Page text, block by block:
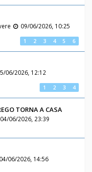
09/06/2026, 10:25
1 2 3 4 5 6
06/2026, 12:12
1 2 3 4
TORNA A CASA
04/06/2026, 23:39
04/06/2026, 14:56